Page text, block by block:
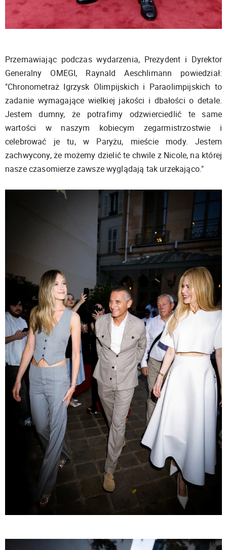
Przemawiając podczas wydarzenia, Prezydent i Dyrektor
Generalny OMEGI, Raynald Aeschlimann powiedział:
"Chronometraż Igrzysk Olimpijskich i Paraolimpijskich to
zadanie wymagające wielkiej jakości i dbałości o detale.
Jestem dumny, że potrafimy odzwierciedlić te same
wartości w naszym kobiecym zegarmistrzostwie i
celebrować je tu, w Paryżu, mieście mody. Jestem
zachwycony, że możemy dzielić te chwile z Nicole, na której
nasze czasomierze zawsze wyglądają tak urzekająco."